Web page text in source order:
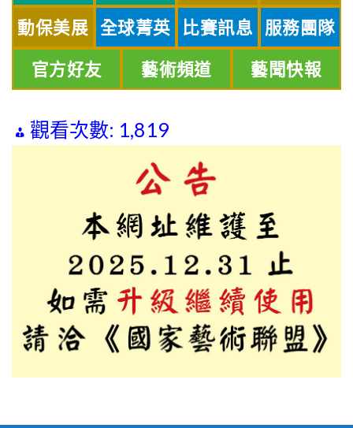
動保美展 全球菁英 比賽訊息 服務團隊
官方好友 藝術頻道 藝聞快報
觀看次數: 1,819